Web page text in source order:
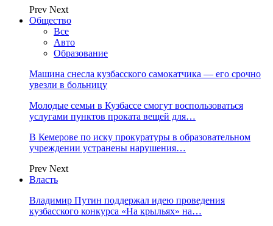
Prev Next
Общество
Все
Авто
Образование
Машина снесла кузбасского самокатчика — его срочно
увезли в больницу
Молодые семьи в Кузбассе смогут воспользоваться
услугами пунктов проката вещей для…
В Кемерове по иску прокуратуры в образовательном
учреждении устранены нарушения…
Prev Next
Власть
Владимир Путин поддержал идею проведения
кузбасского конкурса «На крыльях» на…